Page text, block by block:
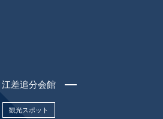
江差追分会館
観光スポット